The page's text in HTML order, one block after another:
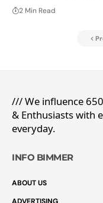
2 Min Read
/// We influence
& Enthusiasts with
everyday.
INFO BIMMER
ABOUT US